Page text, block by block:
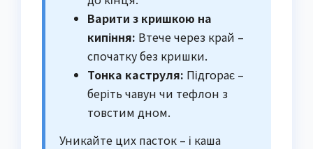
Варити з кришкою на
кипіння: Втече через край –
спочатку без кришки.
Тонка каструля: Підгорає –
беріть чавун чи тефлон з
товстим дном.
Уникайте цих пасток – і каша